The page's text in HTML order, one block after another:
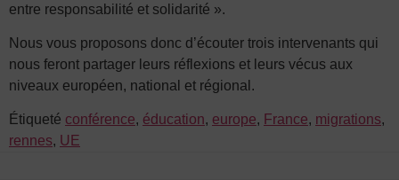
entre responsabilité et solidarité ».
Nous vous proposons donc d’écouter trois intervenants qui
nous feront partager leurs réflexions et leurs vécus aux
niveaux européen, national et régional.
Étiqueté conférence, éducation, europe, France, migrations,
rennes, UE